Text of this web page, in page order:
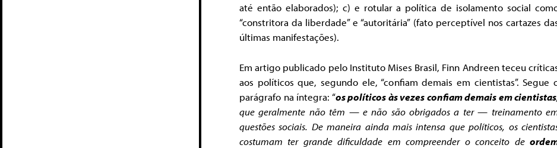
até então elaborados); c) e rotular a política de isolamento social
“constritora da liberdade” e “autoritária” (fato perceptível nos cartazes
últimas manifestações).
Em artigo publicado pelo Instituto Mises Brasil, Finn Andreen teceu
aos políticos que, segundo ele, “confiam demais em cientistas”. Segue
parágrafo na íntegra: “os políticos às vezes confiam demais em cientistas
que geralmente não têm — e não são obrigados a ter — treinamento
questões sociais. De maneira ainda mais intensa que políticos, os
costumam ter grande dificuldade em compreender o conceito de